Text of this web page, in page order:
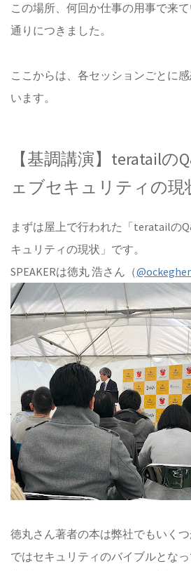
この場所、何回か仕事の用事で来
通りにつきました。
ここからは、各セッションごとに
います。
【基調講演】teratailの
ェブセキュリティの現
まずは屋上で行われた「teratailの
キュリティの現状」です。
SPEAKERは徳丸 浩さん（
徳丸さん著者の本は弊社でもいく
ではセキュリティのバイブルとなっ